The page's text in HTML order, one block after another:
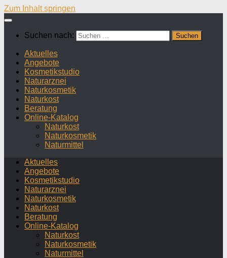
Zum Inhalt springen
Suchen nach:
Aktuelles
Angebote
Kosmetikstudio
Naturarznei
Naturkosmetik
Naturkost
Beratung
Online-Katalog
Naturkost
Naturkosmetik
Naturmittel
Aktuelles
Angebote
Kosmetikstudio
Naturarznei
Naturkosmetik
Naturkost
Beratung
Online-Katalog
Naturkost
Naturkosmetik
Naturmittel